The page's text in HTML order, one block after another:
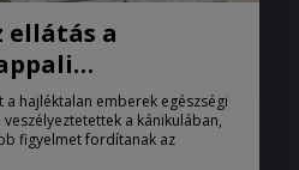
ellátás a
hajléktalan emberek egészségi
a kánikulában,
figyelmet fordítanak az